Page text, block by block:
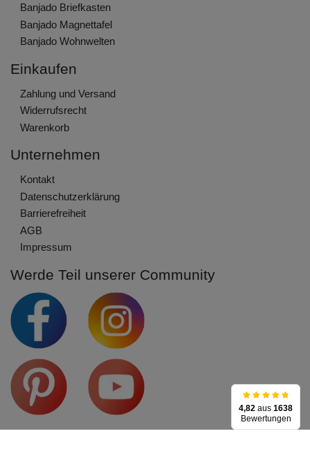
Banjado Briefkasten
Banjado Magnettafel
Banjado Wohnwelten
Einkaufen
Zahlung und Versand
Widerrufs­recht
Warenkorb
Unternehmen
Kontakt
Daten­schutz­erklärung
Barrierefreiheit
AGB
Impressum
Werde Teil unserer Community
4,82 aus 1638
Bewertungen